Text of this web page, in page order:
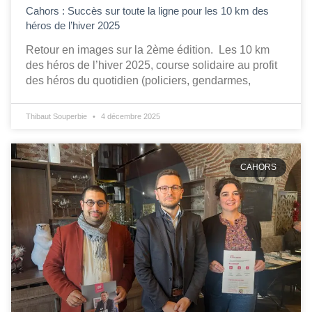
Cahors : Succès sur toute la ligne pour les 10 km des
héros de l’hiver 2025
Retour en images sur la 2ème édition. Les 10 km
des héros de l’hiver 2025, course solidaire au profit
des héros du quotidien (policiers, gendarmes,
Thibaut Souperbie 4 décembre 2025
CAHORS